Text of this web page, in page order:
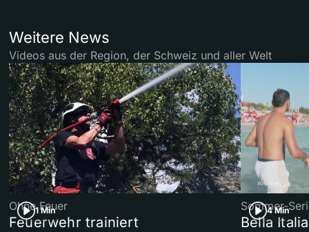
Weitere News
Videos aus der Region, der Schweiz und aller Welt
1 Min
Ohne Feuer
Feuerwehr trainiert
4 Min
Sommer-
Bella